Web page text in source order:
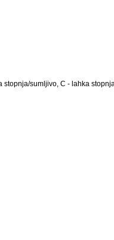
stopnja/sumljivo, C - lahka